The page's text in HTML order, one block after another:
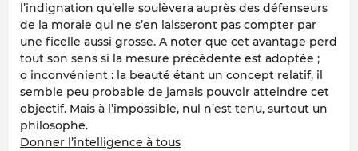
l’indignation qu’elle soulèvera auprès des défenseurs
de la morale qui ne s’en laisseront pas compter par
une ficelle aussi grosse. A noter que cet avantage perd
tout son sens si la mesure précédente est adoptée ;
o inconvénient : la beauté étant un concept relatif, il
semble peu probable de jamais pouvoir atteindre cet
objectif. Mais à l’impossible, nul n’est tenu, surtout un
philosophe.
Donner l’intelligence à tous